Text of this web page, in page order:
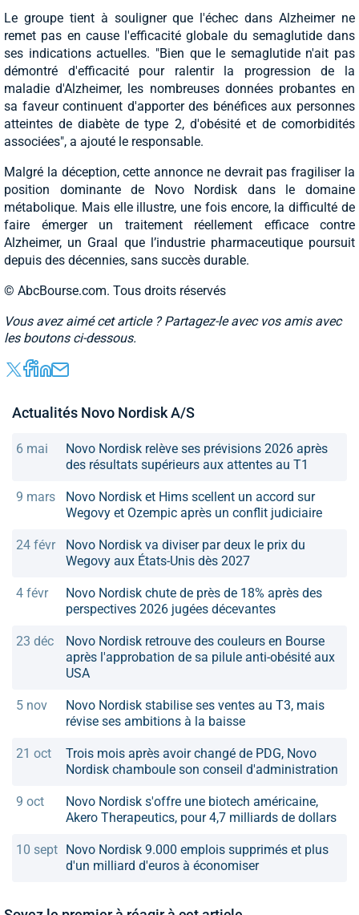
Le groupe tient à souligner que l'échec dans Alzheimer ne
remet pas en cause l'efficacité globale du semaglutide dans
ses indications actuelles. "Bien que le semaglutide n'ait pas
démontré d'efficacité pour ralentir la progression de la
maladie d'Alzheimer, les nombreuses données probantes en
sa faveur continuent d'apporter des bénéfices aux personnes
atteintes de diabète de type 2, d'obésité et de comorbidités
associées", a ajouté le responsable.
Malgré la déception, cette annonce ne devrait pas fragiliser la
position dominante de Novo Nordisk dans le domaine
métabolique. Mais elle illustre, une fois encore, la difficulté de
faire émerger un traitement réellement efficace contre
Alzheimer, un Graal que l’industrie pharmaceutique poursuit
depuis des décennies, sans succès durable.
© AbcBourse.com. Tous droits réservés
Vous avez aimé cet article ? Partagez-le avec vos amis avec
les boutons ci-dessous.
Actualités Novo Nordisk A/S
6 mai
Novo Nordisk relève ses prévisions 2026 après
des résultats supérieurs aux attentes au T1
9 mars
Novo Nordisk et Hims scellent un accord sur
Wegovy et Ozempic après un conflit judiciaire
24 févr
Novo Nordisk va diviser par deux le prix du
Wegovy aux États-Unis dès 2027
4 févr
Novo Nordisk chute de près de 18% après des
perspectives 2026 jugées décevantes
23 déc
Novo Nordisk retrouve des couleurs en Bourse
après l'approbation de sa pilule anti-obésité aux
USA
5 nov
Novo Nordisk stabilise ses ventes au T3, mais
révise ses ambitions à la baisse
21 oct
Trois mois après avoir changé de PDG, Novo
Nordisk chamboule son conseil d'administration
9 oct
Novo Nordisk s'offre une biotech américaine,
Akero Therapeutics, pour 4,7 milliards de dollars
10 sept Novo Nordisk 9.000 emplois supprimés et plus
d'un milliard d'euros à économiser